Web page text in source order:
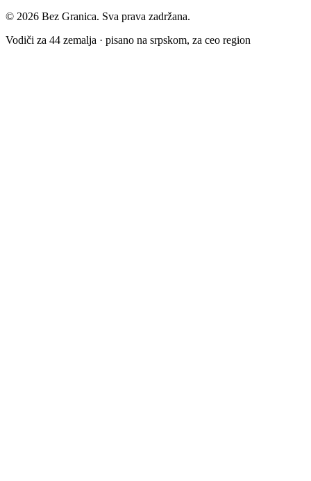
© 2026 Bez Granica. Sva prava zadržana.
Vodiči za 44 zemalja · pisano na srpskom, za ceo region